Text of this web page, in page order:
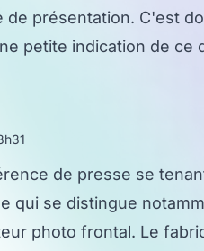
de présentation. C'est
petite indication de ce
de presse se
qui se distingue
photo frontal. Le